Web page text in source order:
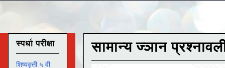
सामान्य ज्ञान
स्पर्धा परीक्षा
शिष्यवृत्ती ५ वी